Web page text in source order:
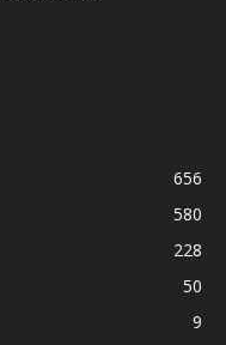
656
580
228
50
9